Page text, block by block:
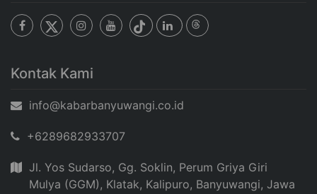
Kontak Kami
info@kabarbanyuwangi.co.id
+6289682933707
Jl. Yos Sudarso, Gg. Soklin, Perum Griya Giri
Mulya (GGM), Klatak, Kalipuro, Banyuwangi, Jawa